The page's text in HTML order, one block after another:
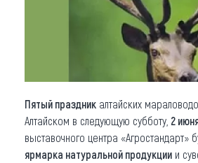
Другие рубрики
Пятый праздник алтайских
Алтайском в следующую субботу, 2
выставочного центра «Агростандарт»
ярмарка натуральной продукции и